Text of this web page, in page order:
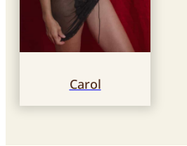
Carol